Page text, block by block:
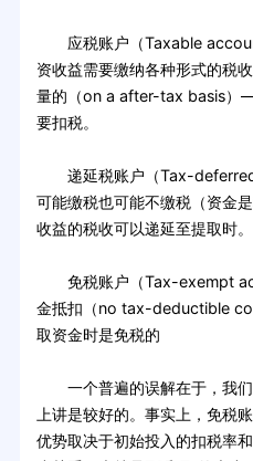
应税账户（Taxable
资收益需要缴纳各种形式的税
量的（on a after-tax basis）
要扣税。
递延税账户（Tax-deferred
可能缴税也可能不缴税（资金
收益的税收可以递延至提取时。
免税账户（Tax-exempt
金抵扣（no tax-deductible
取资金时是免税的
一个普遍的误解在于，我们
上讲是较好的。事实上，免税
优势取决于初始投入的扣税率